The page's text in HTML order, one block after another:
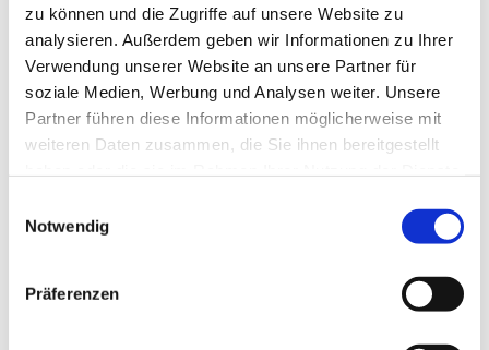
zu können und die Zugriffe auf unsere Website zu
analysieren. Außerdem geben wir Informationen zu Ihrer
Verwendung unserer Website an unsere Partner für
soziale Medien, Werbung und Analysen weiter. Unsere
Partner führen diese Informationen möglicherweise mit
weiteren Daten zusammen, die Sie ihnen bereitgestellt
Notwendig
Präferenzen